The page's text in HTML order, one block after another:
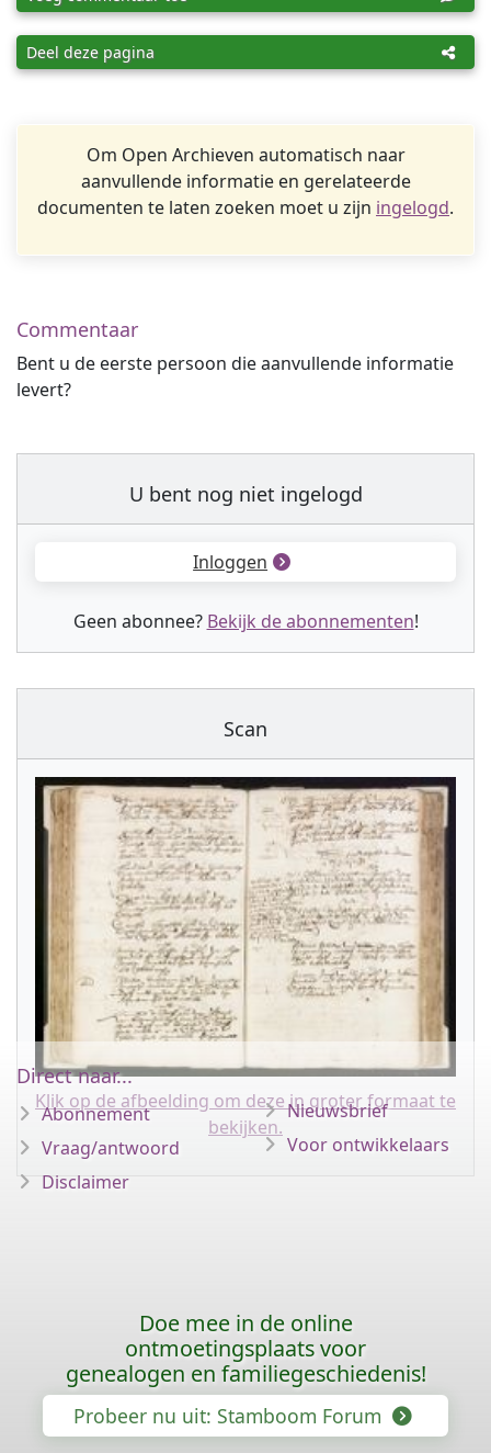
Deel deze pagina
Om Open Archieven automatisch naar
aanvullende informatie en gerelateerde
documenten te laten zoeken moet u zijn ingelogd.
Commentaar
Bent u de eerste persoon die aanvullende informatie
levert?
U bent nog niet ingelogd
Inloggen
Geen abonnee? Bekijk de abonnementen!
Scan
Klik op de afbeelding om deze in groter formaat te
bekijken.
Direct naar...
Abonnement
Vraag/antwoord
Disclaimer
Nieuwsbrief
Voor ontwikkelaars
Doe mee in de online
ontmoetingsplaats voor
genealogen en familiegeschiedenis!
Probeer nu uit: Stamboom Forum